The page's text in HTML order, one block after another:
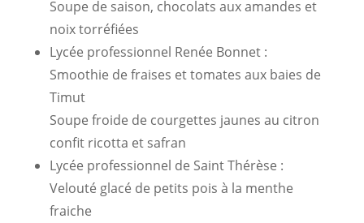
Soupe de saison, chocolats aux amandes et
noix torréfiées
Lycée professionnel Renée Bonnet :
Smoothie de fraises et tomates aux baies de
Timut
Soupe froide de courgettes jaunes au citron
confit ricotta et safran
Lycée professionnel de Saint Thérèse :
Velouté glacé de petits pois à la menthe
fraiche